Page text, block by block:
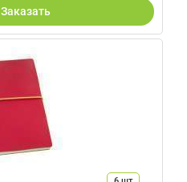
Заказать